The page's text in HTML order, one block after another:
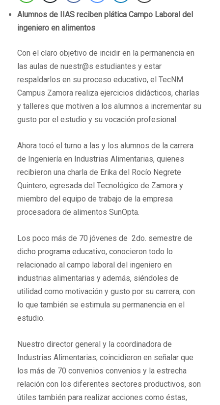
Alumnos de IIAS reciben plática Campo Laboral del
ingeniero en alimentos
Con el claro objetivo de incidir en la permanencia en
las aulas de nuestr@s estudiantes y estar
respaldarlos en su proceso educativo, el TecNM
Campus Zamora realiza ejercicios didácticos, charlas
y talleres que motiven a los alumnos a incrementar su
gusto por el estudio y su vocación profesional.
Ahora tocó el turno a las y los alumnos de la carrera
de Ingeniería en Industrias Alimentarias, quienes
recibieron una charla de Erika del Rocío Negrete
Quintero, egresada del Tecnológico de Zamora y
miembro del equipo de trabajo de la empresa
procesadora de alimentos SunOpta.
Los poco más de 70 jóvenes de 2do. semestre de
dicho programa educativo, conocieron todo lo
relacionado al campo laboral del ingeniero en
industrias alimentarias y además, siéndoles de
utilidad como motivación y gusto por su carrera, con
lo que también se estimula su permanencia en el
estudio.
Nuestro director general y la coordinadora de
Industrias Alimentarias, coincidieron en señalar que
los más de 70 convenios convenios y la estrecha
relación con los diferentes sectores productivos, son
útiles también para realizar acciones como éstas,